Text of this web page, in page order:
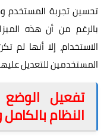
تحسين تجربة المستخدم
بالرغم من أن هذه
الاستخدام، إلا أنها
المستخدمين للتعديل
تفعيل
النظام بالكامل